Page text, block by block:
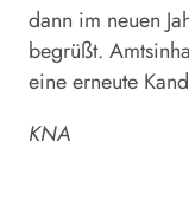
dann im neuen
begrüßt.
eine erneute
KNA